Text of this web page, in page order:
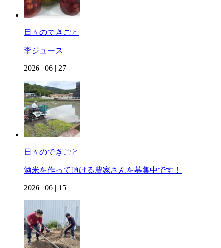
日々のできごと
李ジュース
2026 | 06 | 27
日々のできごと
酒米を作って頂ける農家さんを募集中です！
2026 | 06 | 15